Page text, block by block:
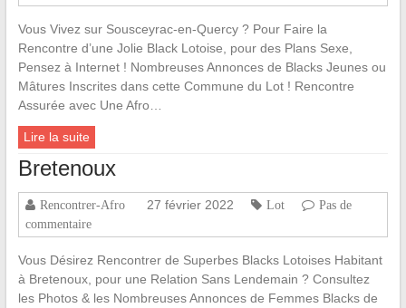
Vous Vivez sur Sousceyrac-en-Quercy ? Pour Faire la
Rencontre d’une Jolie Black Lotoise, pour des Plans Sexe,
Pensez à Internet ! Nombreuses Annonces de Blacks Jeunes ou
Mâtures Inscrites dans cette Commune du Lot ! Rencontre
Assurée avec Une Afro…
Lire la suite
Bretenoux
Rencontrer-Afro 27 février 2022 Lot
Pas de
commentaire
Vous Désirez Rencontrer de Superbes Blacks Lotoises Habitant
à Bretenoux, pour une Relation Sans Lendemain ? Consultez
les Photos & les Nombreuses Annonces de Femmes Blacks de